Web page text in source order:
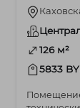
126 м²
5833